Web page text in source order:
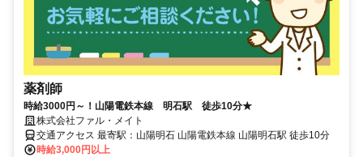
薬剤師
時給3000円～！山陽電鉄本線 明石駅 徒歩10分★
株式会社ファル・メイト
交通アクセス 最寄駅：山陽明石 山陽電鉄本線 山陽明石駅 徒歩10分
時給3,000円以上